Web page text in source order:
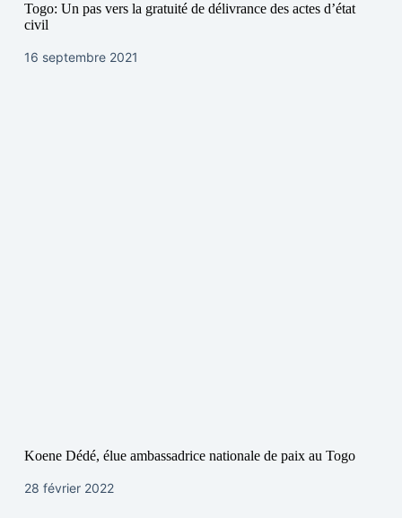
Togo: Un pas vers la gratuité de délivrance des actes d’état
civil
16 septembre 2021
Koene Dédé, élue ambassadrice nationale de paix au Togo
28 février 2022